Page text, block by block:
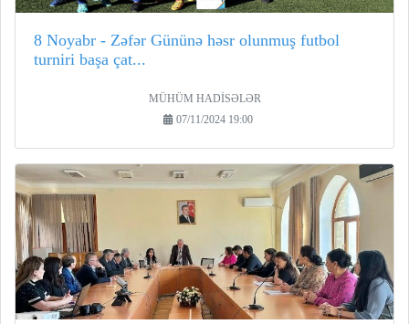
8 Noyabr - Zəfər Gününə həsr olunmuş futbol
turniri başa çat...
MÜHÜM HADİSƏLƏR
07/11/2024 19:00